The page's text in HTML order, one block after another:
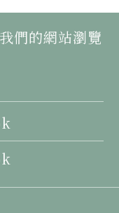
們的網站瀏覽